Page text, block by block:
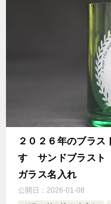
２０２６年のブラス
す サンドブラス
ガラス名入れ
公開日： 2026-01-08